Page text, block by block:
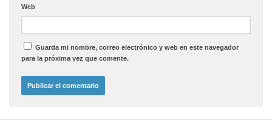
Web
Guarda mi nombre, correo electrónico y web en este navegador
para la próxima vez que comente.